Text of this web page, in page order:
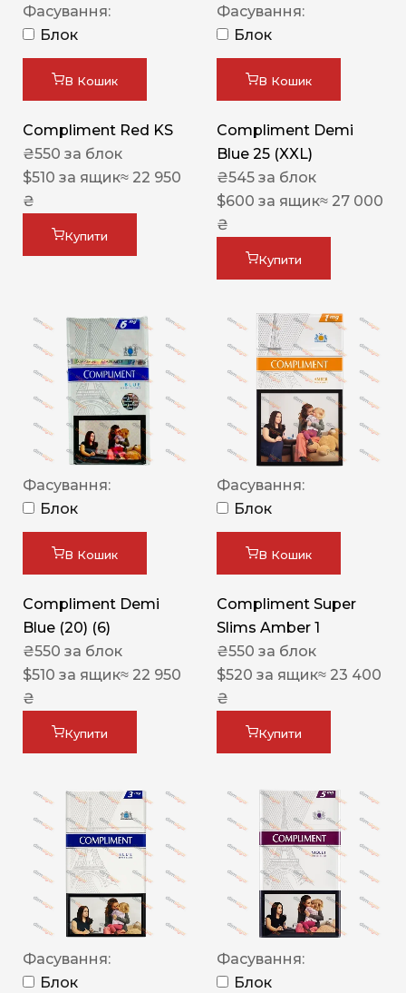
Фасування:
Блок
В Кошик
Compliment Red KS
₴550 за блок
$510 за ящик≈ 22 950
₴
Купити
Фасування:
Блок
В Кошик
Compliment Demi
Blue 25 (XXL)
₴545 за блок
$600 за ящик≈ 27 000
₴
Купити
Фасування:
Блок
В Кошик
Compliment Demi
Blue (20) (6)
₴550 за блок
$510 за ящик≈ 22 950
₴
Купити
Фасування:
Блок
В Кошик
Compliment Super
Slims Amber 1
₴550 за блок
$520 за ящик≈ 23 400
₴
Купити
Фасування:
Блок
Фасування:
Блок